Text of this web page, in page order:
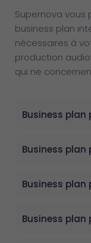
Supernova
business plan
nécessaires à
production
qui ne
Business
Business plan
Business plan
Business plan